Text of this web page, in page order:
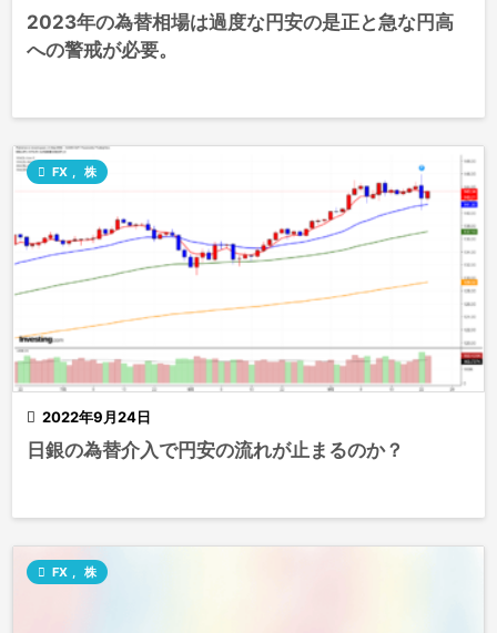
2023年の為替相場は過度な円安の是正と急な円高
への警戒が必要。
 2022年9月24日
 FX , 株
日銀の為替介入で円安の流れが止まるのか？
 FX , 株